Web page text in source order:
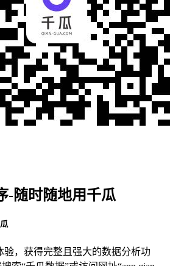
-随时随地用千瓜
验，获得完整且强大的数据分析功